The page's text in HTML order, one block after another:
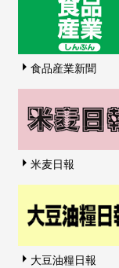
食品産業新聞
米麦日報
大豆油糧日報